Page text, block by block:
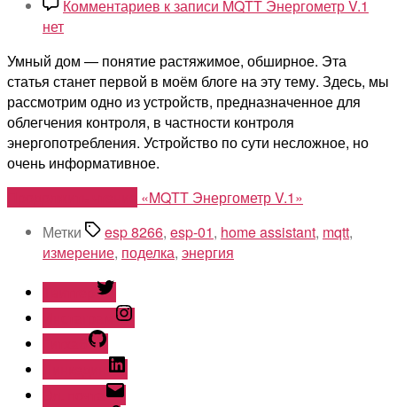
Комментариев к записи MQTT Энергометр V.1
нет
Умный дом — понятие растяжимое, обширное. Эта
статья станет первой в моём блоге на эту тему. Здесь, мы
рассмотрим одно из устройств, предназначенное для
облегчения контроля, в частности контроля
энергопотребления. Устройство по сути несложное, но
очень информативное.
«MQTT Энергометр V.1»
Метки
esp 8266, esp-01, home assistant, mqtt,
измерение, поделка, энергия